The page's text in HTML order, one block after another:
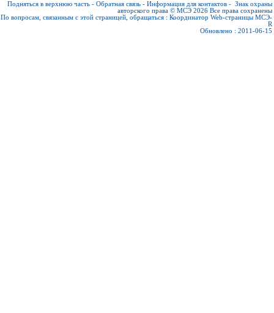
Подняться в верхнюю часть - Обратная связь - Информация для контактов - Знак охраны
авторского права © МСЭ 2026 Все права сохранены
По вопросам, связанным с этой страницей, обращаться : Координатор Web-страницы МСЭ-
R
Обновлено : 2011-06-15